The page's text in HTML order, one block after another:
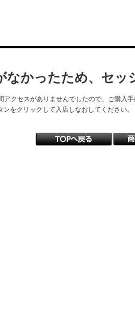
なかったため、セッ
アクセスがありませんでしたので、ご購入
をクリックして入店しなおしてください。